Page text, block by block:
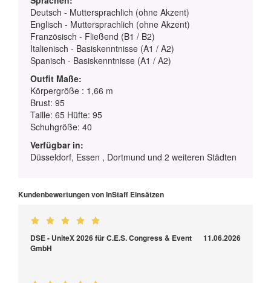
Deutsch - Muttersprachlich (ohne Akzent)
Englisch - Muttersprachlich (ohne Akzent)
Französisch - Fließend (B1 / B2)
Italienisch - Basiskenntnisse (A1 / A2)
Spanisch - Basiskenntnisse (A1 / A2)
Outfit Maße:
Körpergröße : 1,66 m
Brust: 95
Taille: 65 Hüfte: 95
Schuhgröße: 40
Verfügbar in:
Düsseldorf, Essen , Dortmund und 2 weiteren Städten
Kundenbewertungen von InStaff Einsätzen
DSE - UniteX 2026 für C.E.S. Congress & Event
GmbH
11.06.2026